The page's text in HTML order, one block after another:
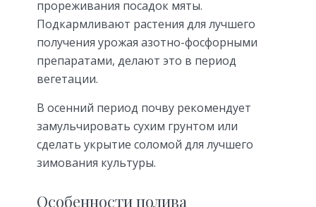
прореживания посадок мяты.
Подкармливают растения для лучшего
получения урожая азотно-фосфорными
препаратами, делают это в период
вегетации.
В осенний период почву рекомендует
замульчировать сухим грунтом или
сделать укрытие соломой для лучшего
зимования культуры.
Особенности полива